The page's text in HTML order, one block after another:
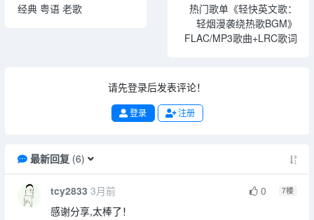
经典 粤语 老歌
热门歌单《轻快英文歌：
轻烟漫袭绕热歌BGM》
FLAC/MP3歌曲+LRC歌词
请先登录后发表评论！
登录 注册
最新回复(6)
tcy2833 3月前 0 7楼
感谢分享,太棒了！